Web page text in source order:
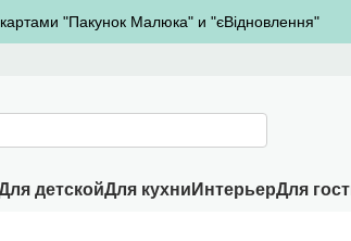
"Пакунок Малюка" и "єВідновлення"
детскойДля кухни ИнтерьерДля